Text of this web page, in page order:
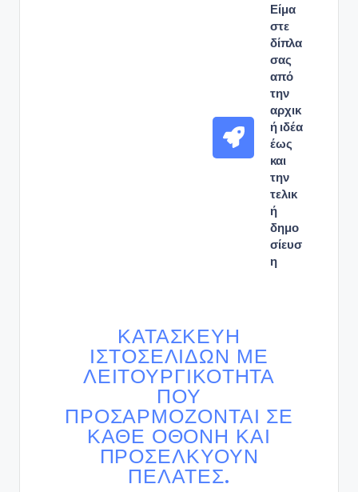
Είμα
στε
δίπλα
σας
από
την
αρχικ
ή ιδέα
έως
και
την
τελικ
ή
δημο
σίευσ
η
ΚΑΤΑΣΚΕΥΉ
ΙΣΤΟΣΕΛΊΔΩΝ ΜΕ
ΛΕΙΤΟΥΡΓΙΚΌΤΗΤΑ
ΠΟΥ
ΠΡΟΣΑΡΜΌΖΟΝΤΑΙ ΣΕ
ΚΆΘΕ ΟΘΌΝΗ ΚΑΙ
ΠΡΟΣΕΛΚΎΟΥΝ
ΠΕΛΆΤΕΣ.